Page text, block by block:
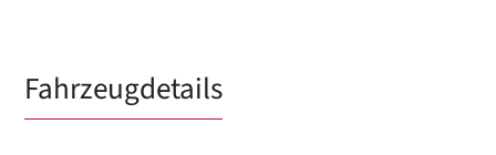
Fahrzeugdetails